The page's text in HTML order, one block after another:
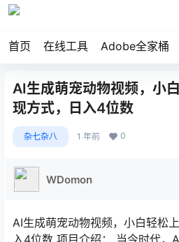
首页 在线工具 Adobe全家桶
AI生成萌宠动物视频，小
现方式，日入4位数
杂七杂八 1 年前 0
WDomon
AI生成萌宠动物视频，小白轻松
入4位数 项目介绍： 当今时代，